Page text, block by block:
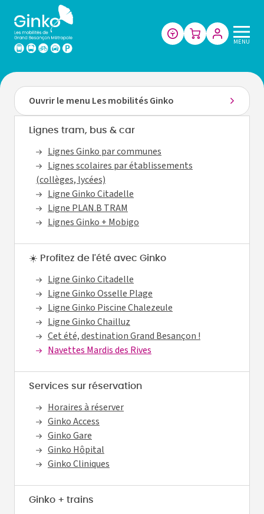
Les
mobilités
Besançon
Métropole
MENU
Ouvrir le menu Les mobilités Ginko
Lignes tram, bus & car
Lignes Ginko par communes
Lignes scolaires par établissements
(collèges, lycées)
Ligne Ginko Citadelle
Ligne PLAN.B TRAM
Lignes Ginko + Mobigo
☀️ Profitez de l'été avec Ginko
Ligne Ginko Citadelle
Ligne Ginko Osselle Plage
Ligne Ginko Piscine Chalezeule
Ligne Ginko Chailluz
Cet été, destination Grand Besançon !
Navettes Mardis des Rives
Services sur réservation
Horaires à réserver
Ginko Access
Ginko Gare
Ginko Hôpital
Ginko Cliniques
Ginko + trains